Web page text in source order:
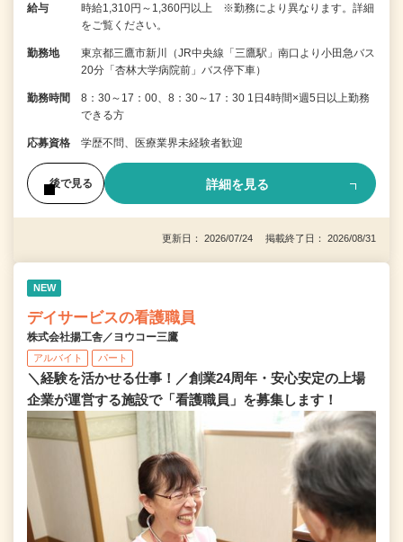
給与
時給1,310円～1,360円以上 ※勤務により異なります。詳細
をご覧ください。
勤務地
東京都三鷹市新川（JR中央線「三鷹駅」南口より小田急バス
20分「杏林大学病院前」バス停下車）
勤務時間
8：30～17：00、8：30～17：30 1日4時間×週5日以上勤務
できる方
応募資格 学歴不問、医療業界未経験者歓迎
後で見る 詳細を見る
更新日： 2026/07/24 掲載終了日： 2026/08/31
NEW
デイサービスの看護職員
株式会社揚工舎／ヨウコー三鷹
アルバイト パート
＼経験を活かせる仕事！／創業24周年・安心安定の上場
企業が運営する施設で「看護職員」を募集します！